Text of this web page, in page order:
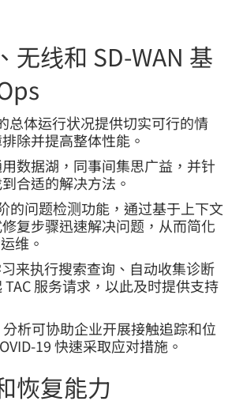
无线和 SD-WAN 基
总体运行状况提供切实可行的情
除并提高整体性能。
数据湖，同事间集思广益，并针
合适的解决方法。
的问题检测功能，通过基于上下文
复步骤迅速解决问题，从而简化
维。
来执行搜索查询、自动收集诊断
服务请求，以此及时提供支持
析可协助企业开展接触追踪和位
19 快速采取应对措施。
恢复能力